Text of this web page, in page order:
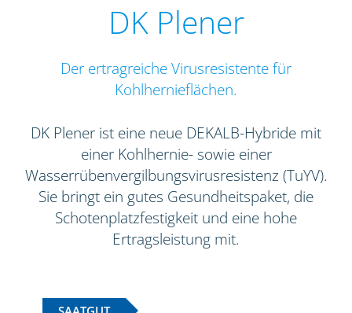
DK Plener
Der ertragreiche Virusresistente für
Kohlhernieflächen.
DK Plener ist eine neue DEKALB-Hybride mit
einer Kohlhernie- sowie einer
Wasserrübenvergilbungsvirusresistenz (TuYV).
Sie bringt ein gutes Gesundheitspaket, die
Schotenplatzfestigkeit und eine hohe
Ertragsleistung mit.